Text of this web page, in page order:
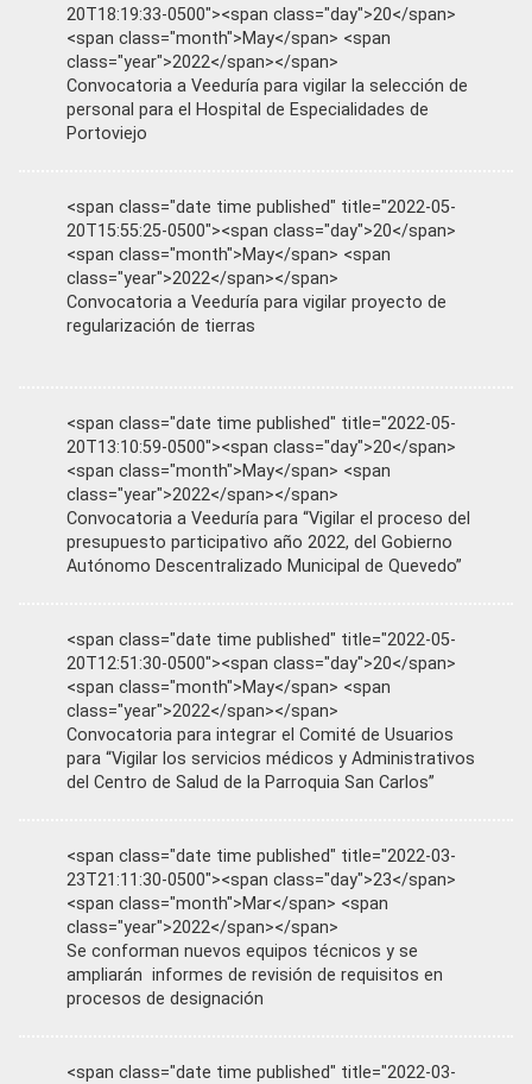
20T18:19:33-0500"><span class="day">20</span>
<span class="month">May</span> <span
class="year">2022</span></span>
Convocatoria a Veeduría para vigilar la selección de
personal para el Hospital de Especialidades de
Portoviejo
<span class="date time published" title="2022-05-
20T15:55:25-0500"><span class="day">20</span>
<span class="month">May</span> <span
class="year">2022</span></span>
Convocatoria a Veeduría para vigilar proyecto de
regularización de tierras
<span class="date time published" title="2022-05-
20T13:10:59-0500"><span class="day">20</span>
<span class="month">May</span> <span
class="year">2022</span></span>
Convocatoria a Veeduría para “Vigilar el proceso del
presupuesto participativo año 2022, del Gobierno
Autónomo Descentralizado Municipal de Quevedo”
<span class="date time published" title="2022-05-
20T12:51:30-0500"><span class="day">20</span>
<span class="month">May</span> <span
class="year">2022</span></span>
Convocatoria para integrar el Comité de Usuarios
para “Vigilar los servicios médicos y Administrativos
del Centro de Salud de la Parroquia San Carlos”
<span class="date time published" title="2022-03-
23T21:11:30-0500"><span class="day">23</span>
<span class="month">Mar</span> <span
class="year">2022</span></span>
Se conforman nuevos equipos técnicos y se
ampliarán informes de revisión de requisitos en
procesos de designación
<span class="date time published" title="2022-03-